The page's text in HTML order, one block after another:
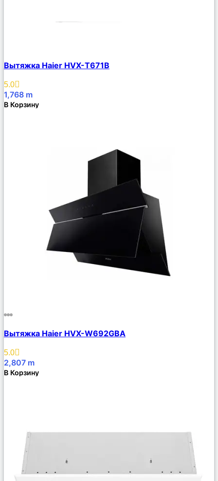
Описание
Избранное
Вытяжка Haier HVX-T671B
5.0
1,768 m
В Корзину
Описание
Избранное
Вытяжка Haier HVX-W692GBA
5.0
2,807 m
В Корзину